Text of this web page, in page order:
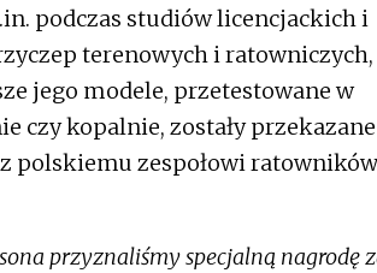
podczas studiów licencjackich i
terenowych i ratowniczych,
jego modele, przetestowane w
czy kopalnie, zostały przekazane
polskiemu zespołowi ratowników
przyznaliśmy specjalną nagrodę